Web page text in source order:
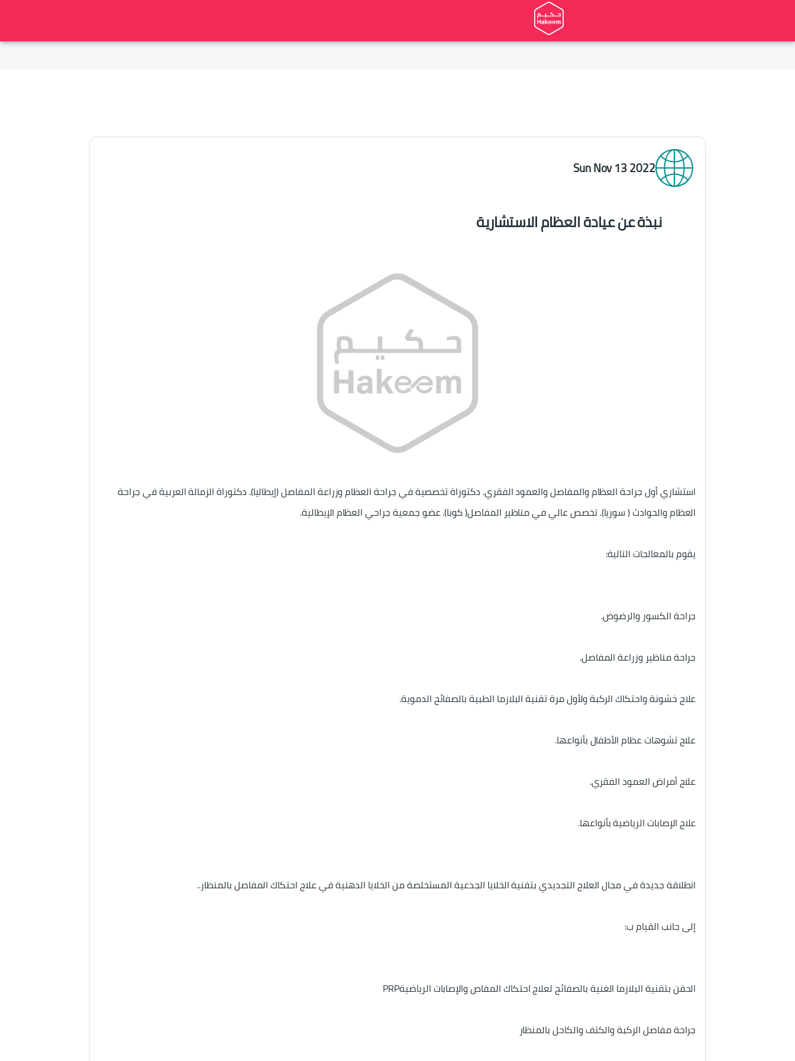
Sun Nov 13 2022
نبذة عن عيادة العظام الاستشارية
استشاري أول جراحة العظام والمفاصل والعمود الفقري. دكتوراة تخصصية في جراحة العظام وزراعة المفاصل (إيطاليا). دكتوراة الزمالة العربية في جراحة
العظام والحوادث ( سوريا). تخصص عالي في مناظير المفاصل( كوبا). عضو جمعية جراحي العظام الإيطالية.
يقوم بالمعالجات التالية:
جراحة الكسور والرضوض.
جراحة مناظير وزراعة المفاصل.
علاج خشونة واحتكاك الركبة ولأول مرة تقنية البلازما الطبية بالصفائح الدموية.
علاج تشوهات عظام الأطفال بأنواعها.
علاج أمراض العمود الفقري.
علاج الإصابات الرياضية بأنواعها.
انطلاقة جديدة في مجال العلاج التجديدي بتقنية الخلايا الجذعية المستخلصة من الخلايا الدهنية في علاج احتكاك المفاصل بالمنظار..
إلى جانب القيام ب:
الحقن بتقنية البلازما الغنية بالصفائح لعلاج احتكاك المفاص والإصابات الرياضيةPRP
جراحة مفاصل الركبة والكتف والكاحل بالمنظار